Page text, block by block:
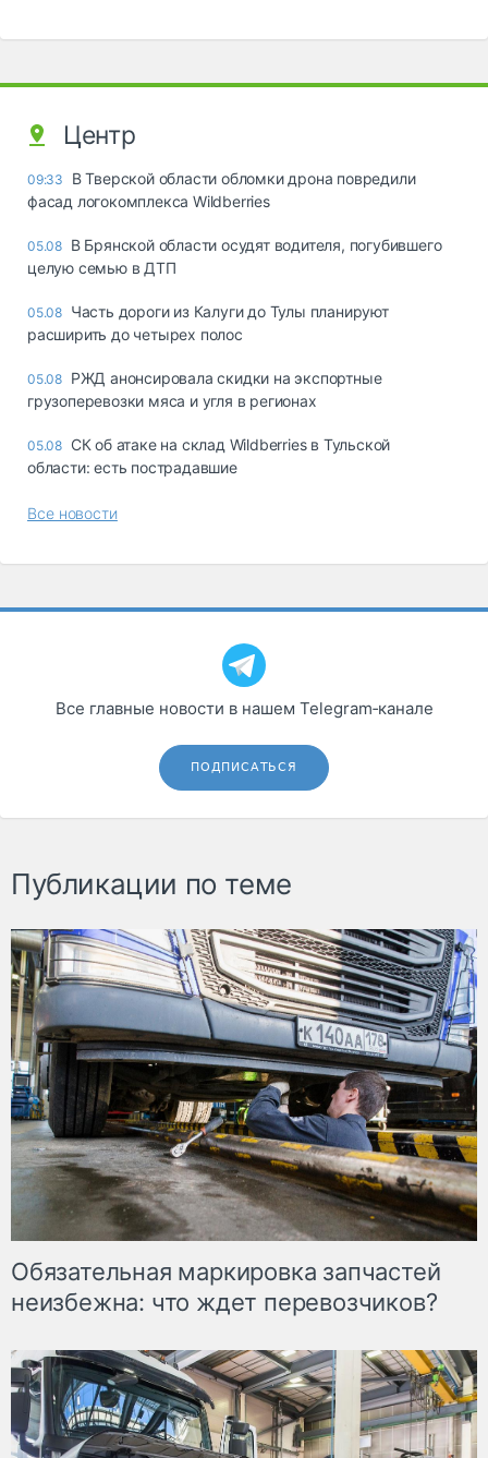
Центр
09:33
В Тверской области обломки дрона повредили
фасад логокомплекса Wildberries
05.08 В Брянской области осудят водителя, погубившего
целую семью в ДТП
05.08 Часть дороги из Калуги до Тулы планируют
расширить до четырех полос
05.08 РЖД анонсировала скидки на экспортные
грузоперевозки мяса и угля в регионах
05.08 СК об атаке на склад Wildberries в Тульской
области: есть пострадавшие
Все новости
Все главные новости в нашем Telegram‑канале
ПОДПИСАТЬСЯ
Публикации по теме
Обязательная маркировка запчастей
неизбежна: что ждет перевозчиков?